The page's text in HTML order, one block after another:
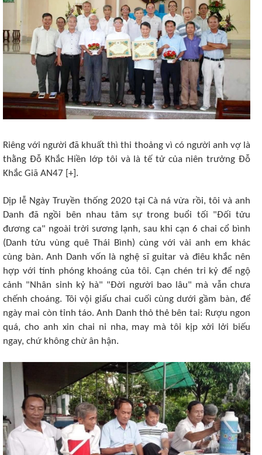
Riêng với người đã khuất thì thi thoảng vì có người anh vợ là
thằng Đỗ Khắc Hiền lớp tôi và là tế tử của niên trưởng Đỗ
Khắc Giã AN47 [+].
Dịp lễ Ngày Truyền thống 2020 tại Cà ná vừa rồi, tôi và anh
Danh đã ngồi bên nhau tâm sự trong buổi tối "Đối tửu
đương ca" ngoài trời sương lạnh, sau khi cạn 6 chai cổ bình
(Danh tửu vùng quê Thái Bình) cùng với vài anh em khác
cùng bàn. Anh Danh vốn là nghệ sĩ guitar và điêu khắc nên
hợp với tính phóng khoáng của tôi. Cạn chén tri kỷ để ngộ
cảnh "Nhân sinh kỷ hà" "Đời người bao lâu" mà vẫn chưa
chếnh choáng. Tôi vội giấu chai cuối cùng dưới gầm bàn, để
ngày mai còn tỉnh táo. Anh Danh thỏ thẻ bên tai: Rượu ngon
quá, cho anh xin chai ni nha, may mà tôi kịp xởi lởi biếu
ngay, chứ không chừ ân hận.